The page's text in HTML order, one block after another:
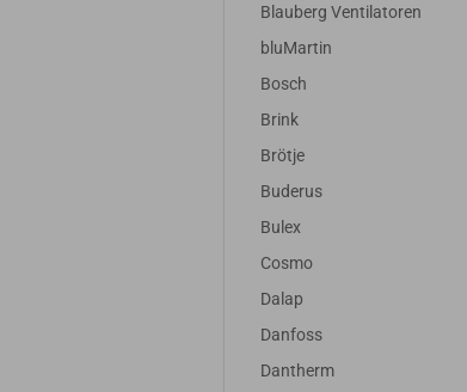
Blauberg Ventilatoren
bluMartin
Bosch
Brink
Brötje
Buderus
Bulex
Cosmo
Dalap
Danfoss
Dantherm